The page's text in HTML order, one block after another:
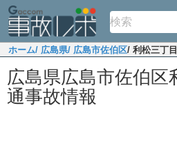
ホーム/ 広島県/ 広島市佐伯区/ 利松三丁
広島県広島市佐伯区
通事故情報